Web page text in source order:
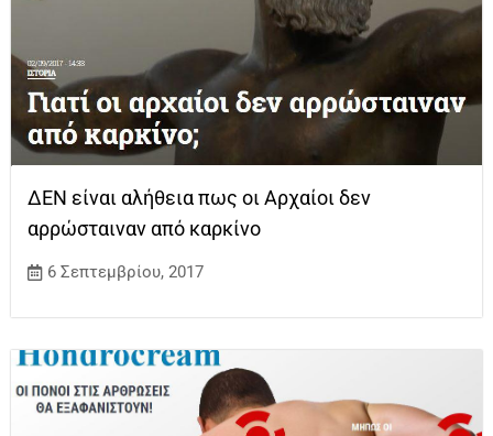
ΔΕΝ είναι αλήθεια πως οι Αρχαίοι δεν
αρρώσταιναν από καρκίνο
6 Σεπτεμβρίου, 2017